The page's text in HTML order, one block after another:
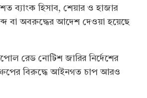
ব্যাংক হিসাব, শেয়ার ও হাজার
বা অবরুদ্ধের আদেশ দেওয়া হয়েছে
রেড নোটিশ জারির নির্দেশের
বিরুদ্ধে আইনগত চাপ আরও